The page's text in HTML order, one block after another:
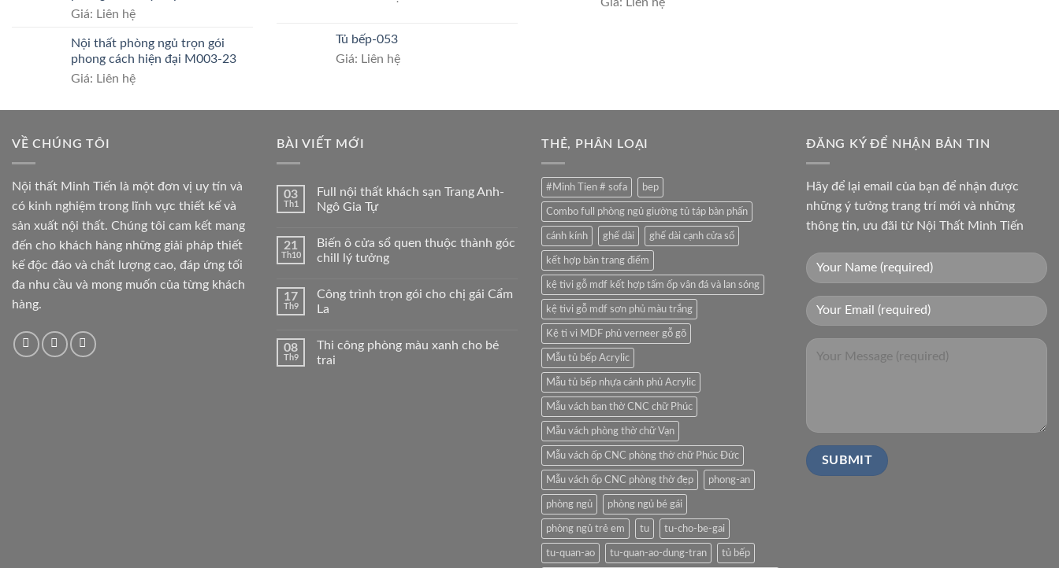
Giá: Liên hệ
Nội thất phòng ngủ trọn gói
phong cách hiện đại M003-23
Giá: Liên hệ
Tủ bếp-053
Giá: Liên hệ
VỀ CHÚNG TÔI
Nội thất Minh Tiến là một đơn vị uy tín và
có kinh nghiệm trong lĩnh vực thiết kế và
sản xuất nội thất. Chúng tôi cam kết mang
đến cho khách hàng những giải pháp thiết
kế độc đáo và chất lượng cao, đáp ứng tối
đa nhu cầu và mong muốn của từng khách
hàng.
BÀI VIẾT MỚI
03
Th1
Full nội thất khách sạn Trang Anh-
Ngô Gia Tự
21
Th10
Biến ô cửa sổ quen thuộc thành góc
chill lý tưởng
17
Th9
Công trình trọn gói cho chị gái Cẩm
La
08
Th9
Thi công phòng màu xanh cho bé
trai
THẺ, PHÂN LOẠI
#Minh Tien # sofa bep
Combo full phòng ngủ giường tủ táp bàn phấn
cánh kính ghế dài ghế dài cạnh cửa sổ
kết hợp bàn trang điểm
kệ tivi gỗ mdf kết hợp tấm ốp vân đá và lan sóng
kệ tivi gỗ mdf sơn phủ màu trắng
Kệ ti vi MDF phủ verneer gỗ gõ
Mẫu tủ bếp Acrylic
Mẫu tủ bếp nhựa cánh phủ Acrylic
Mẫu vách ban thờ CNC chữ Phúc
Mẫu vách phòng thờ chữ Vạn
Mẫu vách ốp CNC phòng thờ chữ Phúc Đức
Mẫu vách ốp CNC phòng thờ đẹp phong-an
phòng ngủ phòng ngủ bé gái
phòng ngủ trẻ em tu tu-cho-be-gai
tu-quan-ao tu-quan-ao-dung-tran tủ bếp
ĐĂNG KÝ ĐỂ NHẬN BẢN TIN
Hãy để lại email của bạn để nhận được
những ý tưởng trang trí mới và những
thông tin, ưu đãi từ Nội Thất Minh Tiến